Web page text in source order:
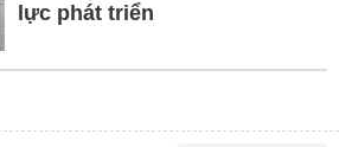
lực phát triển